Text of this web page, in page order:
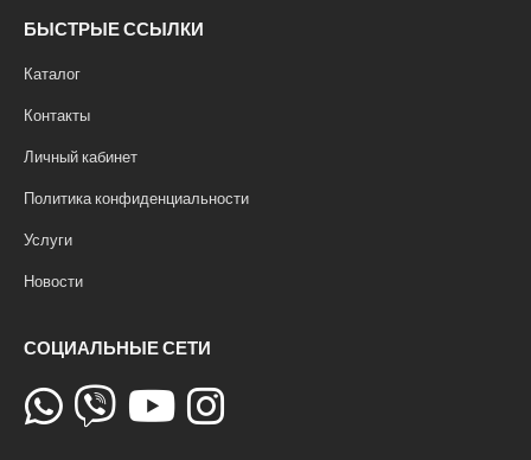
БЫСТРЫЕ ССЫЛКИ
Каталог
Контакты
Личный кабинет
Политика конфиденциальности
Услуги
Новости
СОЦИАЛЬНЫЕ СЕТИ